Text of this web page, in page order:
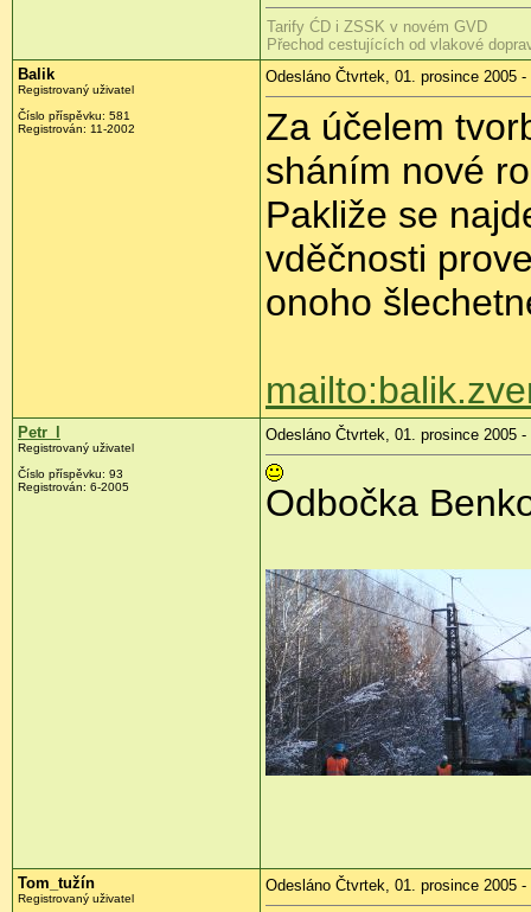
Tarify ĆD i ZSSK v novém GVD
Přechod cestujících od vlakové
Balik
Registrovaný uživatel
Číslo příspěvku: 581
Registrován: 11-2002
Odesláno Čtvrtek, 01. prosince 2005 -
Za účelem
sháním nové
Pakliže se
vděčnosti
onoho
Petr_l
Registrovaný uživatel
Číslo příspěvku: 93
Registrován: 6-2005
Odesláno Čtvrtek, 01. prosince 2005 -
Odbočka
Tom_tužín
Registrovaný uživatel
Odesláno Čtvrtek, 01. prosince 2005 -